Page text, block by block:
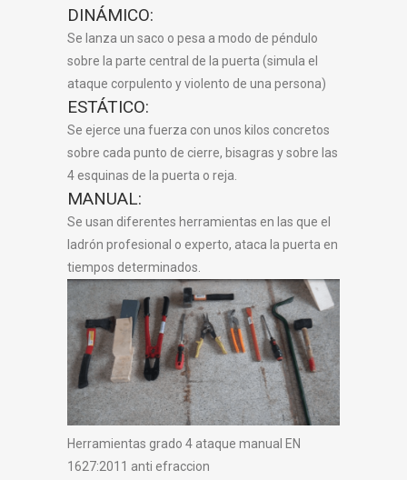
DINÁMICO:
Se lanza un saco o pesa a modo de péndulo
sobre la parte central de la puerta (simula el
ataque corpulento y violento de una persona)
ESTÁTICO:
Se ejerce una fuerza con unos kilos concretos
sobre cada punto de cierre, bisagras y sobre las
4 esquinas de la puerta o reja.
MANUAL:
Se usan diferentes herramientas en las que el
ladrón profesional o experto, ataca la puerta en
tiempos determinados.
Herramientas grado 4 ataque manual EN
1627:2011 anti efraccion